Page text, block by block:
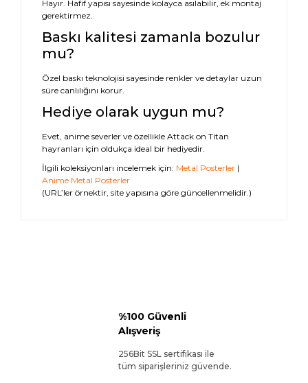
Hayır. Hafif yapısı sayesinde kolayca asılabilir, ek montaj
gerektirmez.
Baskı kalitesi zamanla bozulur
mu?
Özel baskı teknolojisi sayesinde renkler ve detaylar uzun
süre canlılığını korur.
Hediye olarak uygun mu?
Evet, anime severler ve özellikle Attack on Titan
hayranları için oldukça ideal bir hediyedir.
İlgili koleksiyonları incelemek için: Metal Posterler |
Anime Metal Posterler
(URL’ler örnektir, site yapısına göre güncellenmelidir.)
%100 Güvenli
Alışveriş
256Bit SSL sertifikası ile
tüm siparişleriniz güvende.